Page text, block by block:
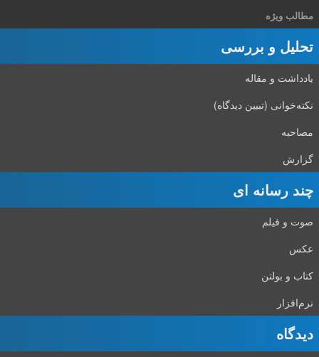
مطالب ویژه
تحلیل و بررسی
یادداشت و مقاله
نکته‌خوانی (تبیین دیدگاه)
مصاحبه
گزارش
چند رسانه ای
صوت و فیلم
عکس
کتاب و بولتن
نرم‌افزار
دیدگاه‌